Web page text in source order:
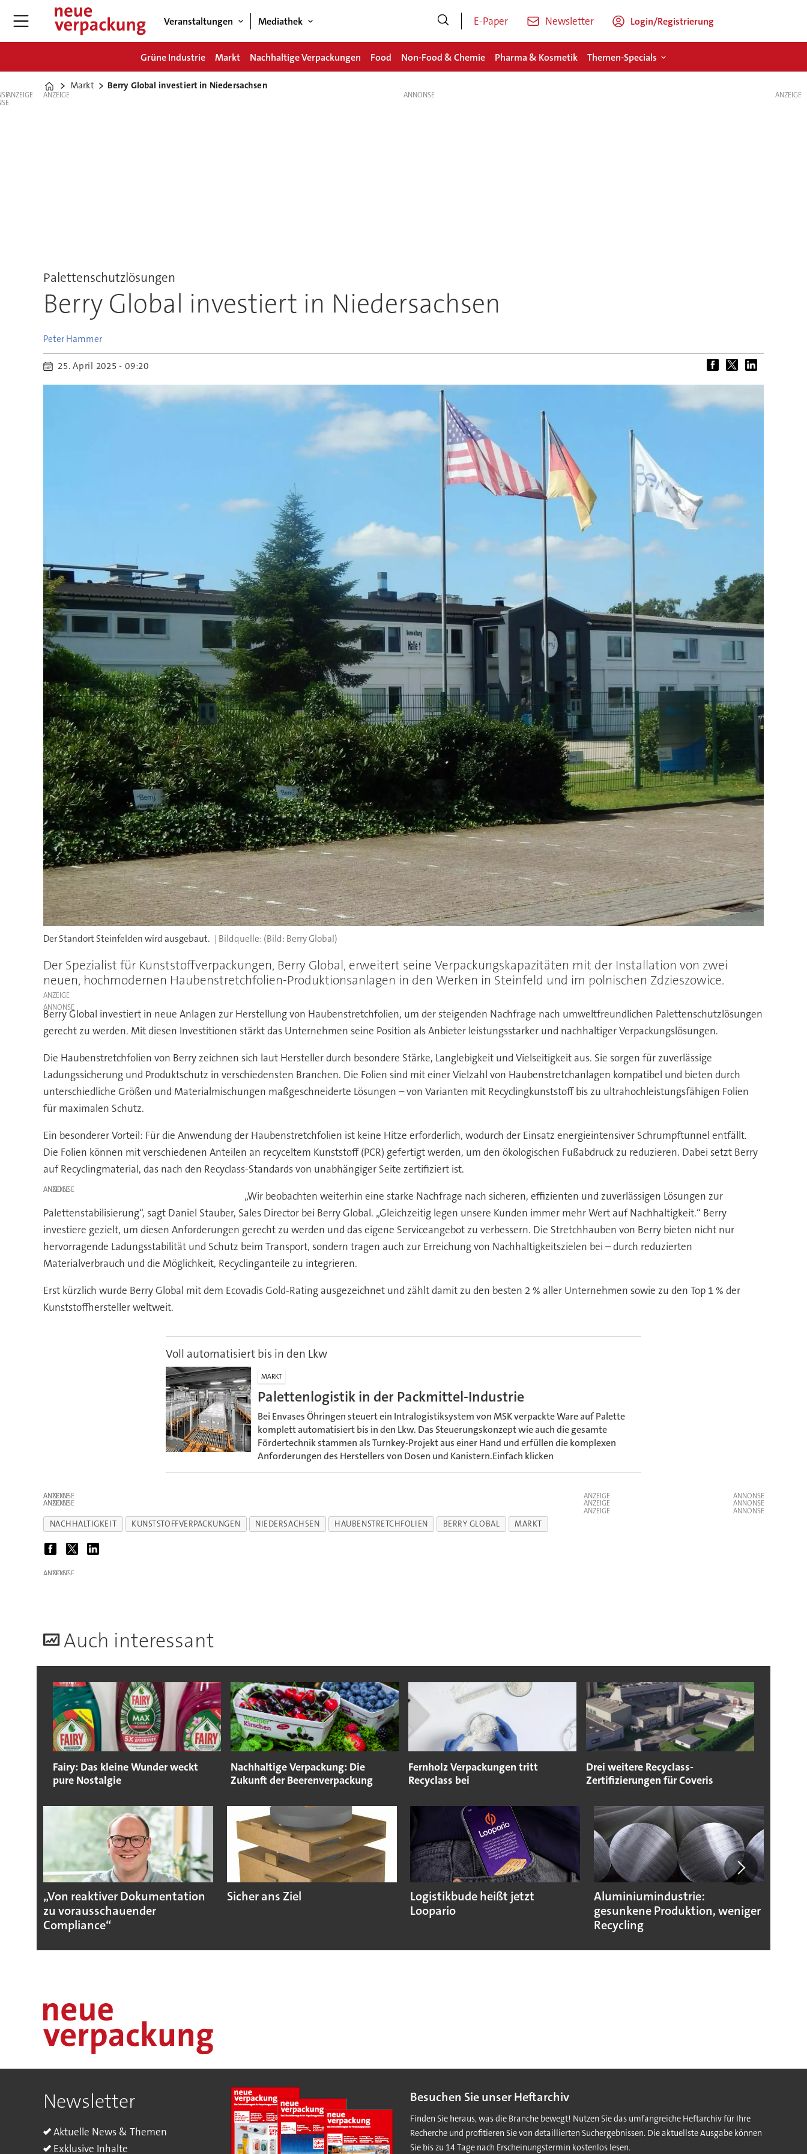
Veranstaltungen Mediathek E-Paper Newsletter Login/Registrierung
Grüne Industrie Markt Nachhaltige Verpackungen Food Non-Food & Chemie Pharma & Kosmetik Themen-Specials
Home
Markt Berry Global investiert in Niedersachsen
ANZEIGE ANZEIGE
Palettenschutzlösungen
Berry Global investiert in Niedersachsen
Peter Hammer
25. April 2025 - 09:20
Der Standort Steinfelden wird ausgebaut. (Bild: Berry Global)
Der Spezialist für Kunststoffverpackungen, Berry Global, erweitert seine Verpackungskapazitäten mit der Installation von zwei
neuen, hochmodernen Haubenstretchfolien-Produktionsanlagen in den Werken in Steinfeld und im polnischen Zdzieszowice.
ANZEIGE
Berry Global investiert in neue Anlagen zur Herstellung von Haubenstretchfolien, um der steigenden Nachfrage nach umweltfreundlichen Palettenschutzlösungen
gerecht zu werden. Mit diesen Investitionen stärkt das Unternehmen seine Position als Anbieter leistungsstarker und nachhaltiger Verpackungslösungen.
Die Haubenstretchfolien von Berry zeichnen sich laut Hersteller durch besondere Stärke, Langlebigkeit und Vielseitigkeit aus. Sie sorgen für zuverlässige
Ladungssicherung und Produktschutz in verschiedensten Branchen. Die Folien sind mit einer Vielzahl von Haubenstretchanlagen kompatibel und bieten durch
unterschiedliche Größen und Materialmischungen maßgeschneiderte Lösungen – von Varianten mit Recyclingkunststoff bis zu ultrahochleistungsfähigen Folien
für maximalen Schutz.
Ein besonderer Vorteil: Für die Anwendung der Haubenstretchfolien ist keine Hitze erforderlich, wodurch der Einsatz energieintensiver Schrumpftunnel entfällt.
Die Folien können mit verschiedenen Anteilen an recyceltem Kunststoff (PCR) gefertigt werden, um den ökologischen Fußabdruck zu reduzieren. Dabei setzt Berry
auf Recyclingmaterial, das nach den Recyclass-Standards von unabhängiger Seite zertifiziert ist.
ANZEIGE
„Wir beobachten weiterhin eine starke Nachfrage nach sicheren, effizienten und zuverlässigen Lösungen zur
Palettenstabilisierung“, sagt Daniel Stauber, Sales Director bei Berry Global. „Gleichzeitig legen unsere Kunden immer mehr Wert auf Nachhaltigkeit.“ Berry
investiere gezielt, um diesen Anforderungen gerecht zu werden und das eigene Serviceangebot zu verbessern. Die Stretchhauben von Berry bieten nicht nur
hervorragende Ladungsstabilität und Schutz beim Transport, sondern tragen auch zur Erreichung von Nachhaltigkeitszielen bei – durch reduzierten
Materialverbrauch und die Möglichkeit, Recyclinganteile zu integrieren.
Erst kürzlich wurde Berry Global mit dem Ecovadis Gold-Rating ausgezeichnet und zählt damit zu den besten 2 % aller Unternehmen sowie zu den Top 1 % der
Kunststoffhersteller weltweit.
Voll automatisiert bis in den Lkw
MARKT
Palettenlogistik in der Packmittel-Industrie
Bei Envases Öhringen steuert ein Intralogistiksystem von MSK verpackte Ware auf Palette
komplett automatisiert bis in den Lkw. Das Steuerungskonzept wie auch die gesamte
Fördertechnik stammen als Turnkey-Projekt aus einer Hand und erfüllen die komplexen
Anforderungen des Herstellers von Dosen und Kanistern.Einfach klicken
ANZEIGE
ANZEIGE
ANZEIGE
ANZEIGE
ANZEIGE
NACHHALTIGKEIT KUNSTSTOFFVERPACKUNGEN NIEDERSACHSEN HAUBENSTRETCHFOLIEN BERRY GLOBAL MARKT
ANZEIGE
Auch interessant
Fairy: Das kleine Wunder weckt
pure Nostalgie
Nachhaltige Verpackung: Die
Zukunft der Beerenverpackung
Fernholz Verpackungen tritt
Recyclass bei
Drei weitere Recyclass-
Zertifizierungen für Coveris
„Von reaktiver Dokumentation
zu vorausschauender
Compliance“
Sicher ans Ziel
Logistikbude heißt jetzt
Loopario
Aluminiumindustrie:
gesunkene Produktion, weniger
Recycling
ANZEIGE
Newsletter
Aktuelle News & Themen
Exklusive Inhalte
Besuchen Sie unser Heftarchiv
Finden Sie heraus, was die Branche bewegt! Nutzen Sie das umfangreiche Heftarchiv für Ihre
Recherche und profitieren Sie von detaillierten Suchergebnissen. Die aktuellste Ausgabe können
Sie bis zu 14 Tage nach Erscheinungstermin kostenlos lesen.